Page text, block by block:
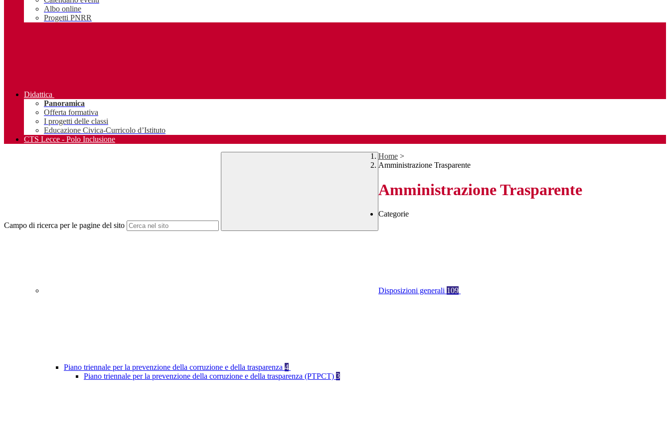
Albo online
Progetti PNRR
Didattica
Panoramica
Offerta formativa
I progetti delle classi
Educazione Civica-Curricolo d’Istituto
CTS Lecce - Polo Inclusione
Campo di ricerca per le pagine del sito
Home >
Amministrazione Trasparente
Amministrazione Trasparente
Categorie
Disposizioni generali 109
Piano triennale per la prevenzione della corruzione e della trasparenza 4
Piano triennale per la prevenzione della corruzione e della trasparenza (PTPCT) 3